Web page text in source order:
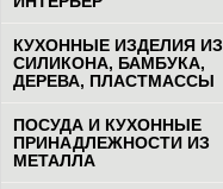
КУХОННЫЕ ИЗДЕЛИЯ ИЗ
СИЛИКОНА, БАМБУКА,
ДЕРЕВА, ПЛАСТМАССЫ
ПОСУДА И КУХОННЫЕ
ПРИНАДЛЕЖНОСТИ ИЗ
МЕТАЛЛА